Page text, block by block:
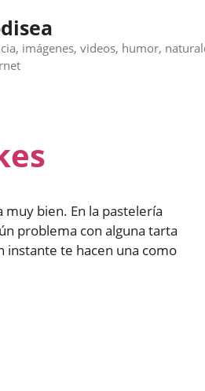
imágenes, videos, humor,
bien. En la pastelería
problema con alguna tarta
instante te hacen una como